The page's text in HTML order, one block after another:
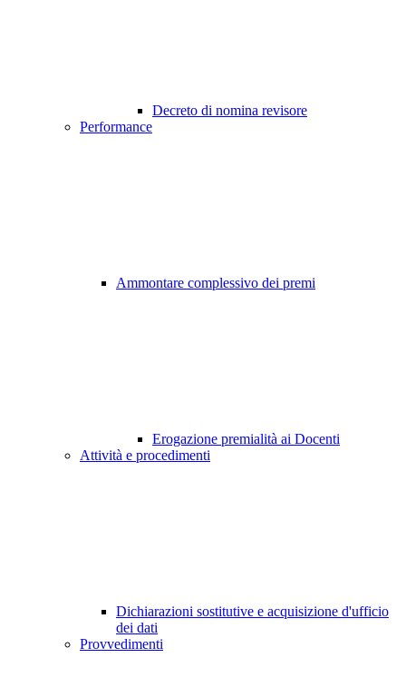
Decreto di nomina revisore
Performance
Ammontare complessivo dei premi
Erogazione premialità ai Docenti
Attività e procedimenti
Dichiarazioni sostitutive e acquisizione d'ufficio
dei dati
Provvedimenti